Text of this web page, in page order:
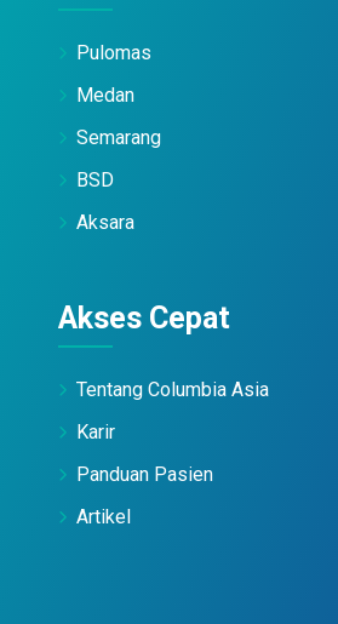
Pulomas
Medan
Semarang
BSD
Aksara
Akses Cepat
Tentang Columbia Asia
Karir
Panduan Pasien
Artikel